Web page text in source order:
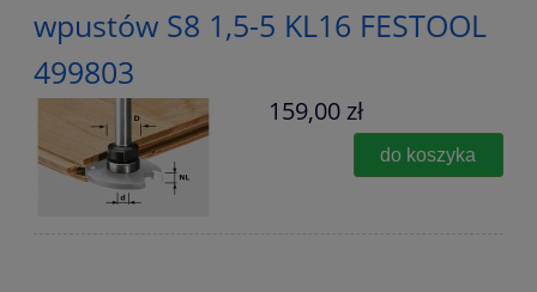
wpustów S8 1,5-5 KL16 FESTOOL
499803
159,00 zł
do koszyka